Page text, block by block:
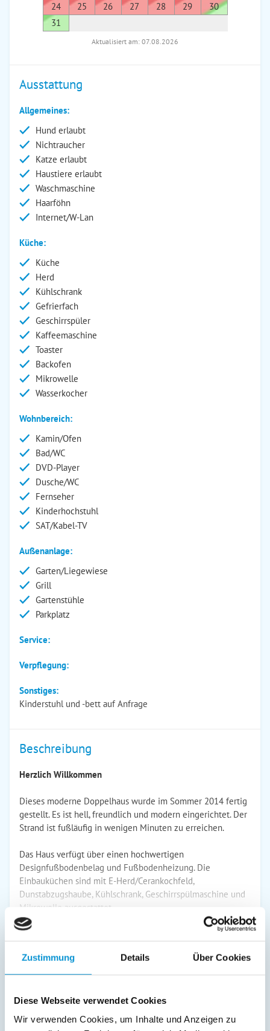
Zustimmung Details Über Cookies
Diese Webseite verwendet Cookies
Wir verwenden Cookies, um Inhalte und Anzeigen zu
24
25 26 27 28 29
30
31
Aktualisiert am: 07.08.2026
Ausstattung
Allgemeines:
Hund erlaubt
Nichtraucher
Katze erlaubt
Haustiere erlaubt
Waschmaschine
Haarföhn
Internet/W-Lan
Küche:
Küche
Herd
Kühlschrank
Gefrierfach
Geschirrspüler
Kaffeemaschine
Toaster
Backofen
Mikrowelle
Wasserkocher
Wohnbereich:
Kamin/Ofen
Bad/WC
DVD-Player
Dusche/WC
Fernseher
Kinderhochstuhl
SAT/Kabel-TV
Außenanlage:
Garten/Liegewiese
Grill
Gartenstühle
Parkplatz
Service:
Verpflegung:
Sonstiges:
Kinderstuhl und -bett auf Anfrage
Beschreibung
Herzlich Willkommen
Dieses moderne Doppelhaus wurde im Sommer 2014 fertig
gestellt. Es ist hell, freundlich und modern eingerichtet. Der
Strand ist fußläufig in wenigen Minuten zu erreichen.
Das Haus verfügt über einen hochwertigen
Designfußbodenbelag und Fußbodenheizung. Die
Einbauküchen sind mit E-Herd/Cerankochfeld,
Dunstabzugshaube, Kühlschrank, Geschirrspülmaschine und
Mikrowelle ausgestattet.
weiterlesen
Zeitraum
1. Nacht inkl. End­
reinigung
jede Folge­
nacht